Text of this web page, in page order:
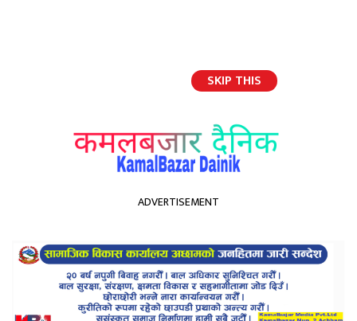
ADVERTISEMENT
SKIP THIS
कमलबजारमा राष्ट्रिय धान दिवस
तस्विर : हिक्मत बहादुर नेपाली